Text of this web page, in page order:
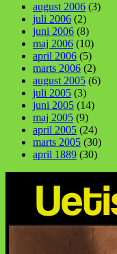
august 2006 (3)
juli 2006 (2)
juni 2006 (8)
maj 2006 (10)
april 2006 (5)
marts 2006 (2)
august 2005 (6)
juli 2005 (3)
juni 2005 (14)
maj 2005 (9)
april 2005 (24)
marts 2005 (30)
april 1889 (30)